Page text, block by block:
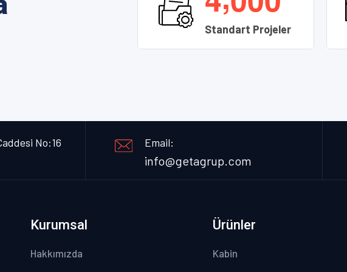
Standart Projeler
No:16
Email:
info@getagrup.com
Kurumsal
Hakkımızda
Ürünler
Kabin